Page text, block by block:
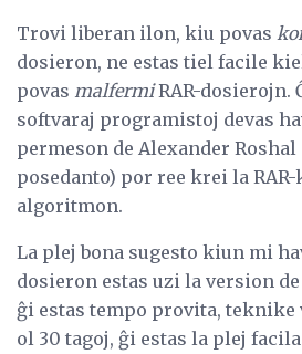
Trovi liberan ilon, kiu povas
dosieron, ne estas tiel facile
povas malfermiRAR-dosierojn.
softvaraj programistoj devas
permeson de Alexander
posedanto) por ree krei la
algoritmon.
La plej bona sugesto kiun mi
dosieron estas uzi la version
ĝi estas tempo provita,
ol 30 tagoj, ĝi estas la plej